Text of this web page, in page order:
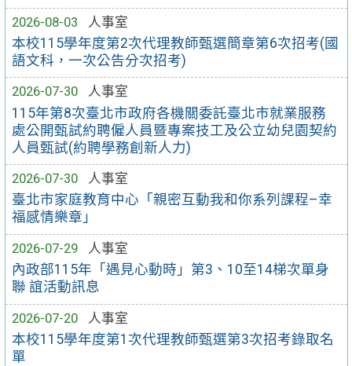
2026-08-03
人事室
本校115學年度第2次代理教師甄選簡章第6次招考(國
語文科，一次公告分次招考)
2026-07-30
人事室
115年第8次臺北市政府各機關委託臺北市就業服務
處公開甄試約聘僱人員暨專案技工及公立幼兒園契約
人員甄試(約聘學務創新人力)
2026-07-30
人事室
臺北市家庭教育中心「親密互動我和你系列課程–幸
福感情樂章」
2026-07-29
人事室
內政部115年「遇見心動時」第3、10至14梯次單身
聯 誼活動訊息
2026-07-20
人事室
本校115學年度第1次代理教師甄選第3次招考錄取名
單